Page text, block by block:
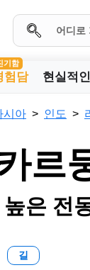
기함
험담 현실적인
시아 인도
르
은 전
길